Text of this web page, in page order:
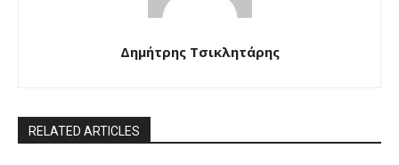
Δημήτρης Τσικλητάρης
RELATED ARTICLES